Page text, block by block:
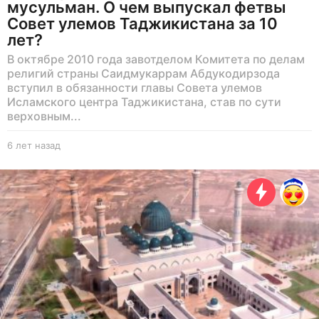
мусульман. О чем выпускал фетвы
Совет улемов Таджикистана за 10
лет?
В октябре 2010 года завотделом Комитета по делам
религий страны Саидмукаррам Абдукодирзода
вступил в обязанности главы Совета улемов
Исламского центра Таджикистана, став по сути
верховным...
6 лет назад
е
т
н
а
з
а
д